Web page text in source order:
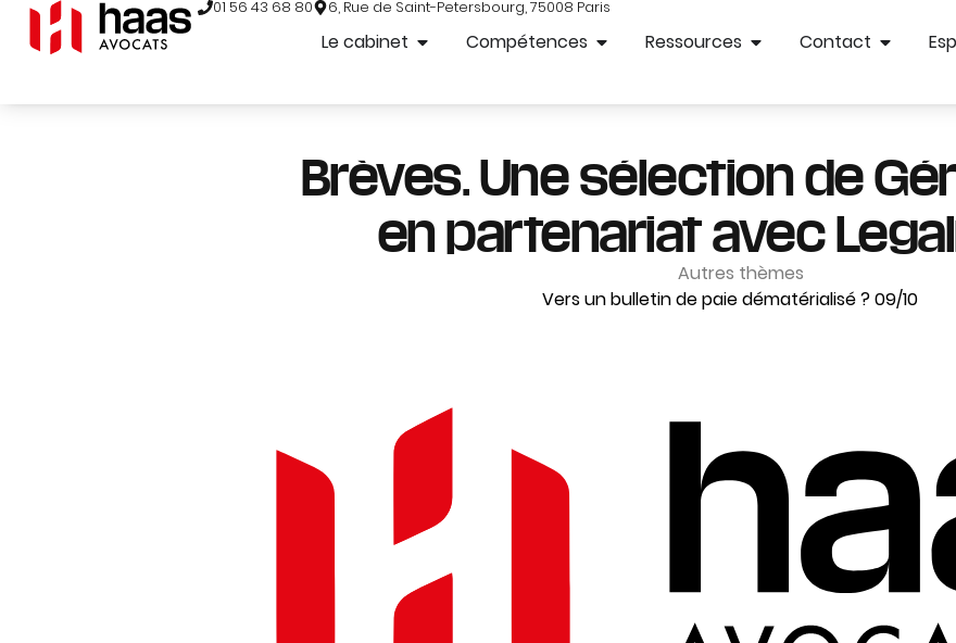
01 56 43 68 80 6, Rue de Saint-Petersbourg, 75008 Paris
Le cabinet Compétences Ressources Contact
Brèves. Une sélection de
en partenariat avec
Autres thèmes
Vers un bulletin de paie dématérialisé ? 09/10